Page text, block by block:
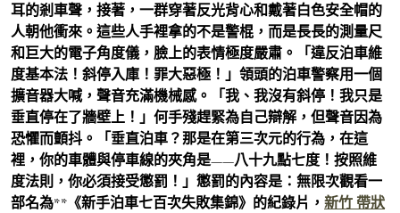
耳的剎車聲，接著，一群穿著反光背心和戴著白色安全帽的
人朝他衝來。這些人手裡拿的不是警棍，而是長長的測量尺
和巨大的電子角度儀，臉上的表情極度嚴肅。「違反泊車維
度基本法！斜停入庫！罪大惡極！」領頭的泊車警察用一個
擴音器大喊，聲音充滿機械感。「我、我沒有斜停！我只是
垂直停在了牆壁上！」何手殘趕緊為自己辯解，但聲音因為
恐懼而顫抖。「垂直泊車？那是在第三次元的行為，在這
裡，你的車體與停車線的夾角是——八十九點七度！按照維
度法則，你必須接受懲罰！」懲罰的內容是：無限次觀看一
部名為**《新手泊車七百次失敗集錦》的紀錄片， 新竹 帶狀